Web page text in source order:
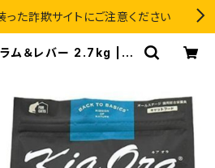
った詐欺サイトにご注意ください
ラム＆レバー 2.7kg | p